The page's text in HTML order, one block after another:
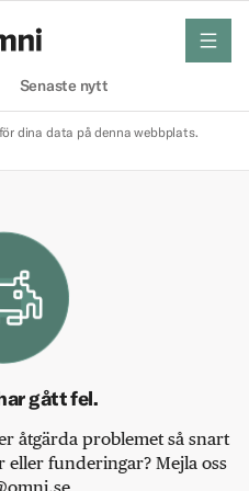
Senaste nytt
meny
dina data på denna webbplats.
gått fel.
åtgärda problemet så snart
funderingar? Mejla oss